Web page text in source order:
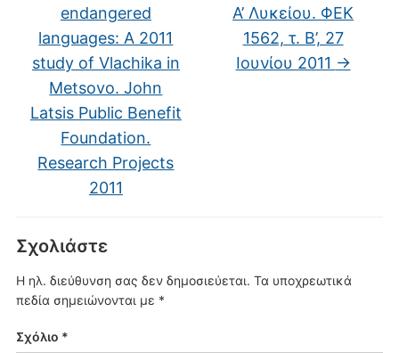
endangered
languages: A 2011
study of Vlachika in
Metsovo. John
Latsis Public Benefit
Foundation.
Research Projects
2011
Α’ Λυκείου. ΦΕΚ
1562, τ. Β’, 27
Ιουνίου 2011 →
Σχολιάστε
Η ηλ. διεύθυνση σας δεν δημοσιεύεται. Τα υποχρεωτικά
πεδία σημειώνονται με *
Σχόλιο *